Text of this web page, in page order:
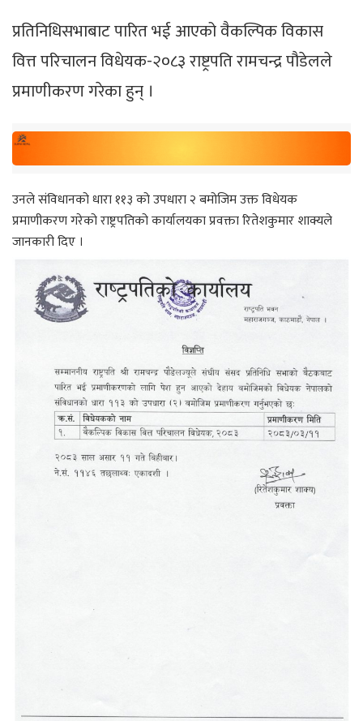
प्रतिनिधिसभाबाट पारित भई आएको वैकल्पिक विकास
वित्त परिचालन विधेयक-२०८३ राष्ट्रपति रामचन्द्र पौडेलले
प्रमाणीकरण गरेका हुन् ।
उनले संविधानको धारा ११३ को उपधारा २ बमोजिम उक्त विधेयक
प्रमाणीकरण गरेको राष्ट्रपतिको कार्यालयका प्रवक्ता रितेशकुमार शाक्यले
जानकारी दिए ।